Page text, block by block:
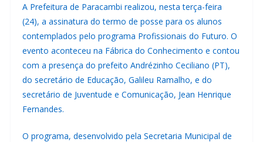
A Prefeitura de Paracambi realizou, nesta terça-feira
(24), a assinatura do termo de posse para os alunos
contemplados pelo programa Profissionais do Futuro. O
evento aconteceu na Fábrica do Conhecimento e contou
com a presença do prefeito Andrézinho Ceciliano (PT),
do secretário de Educação, Galileu Ramalho, e do
secretário de Juventude e Comunicação, Jean Henrique
Fernandes.
O programa, desenvolvido pela Secretaria Municipal de